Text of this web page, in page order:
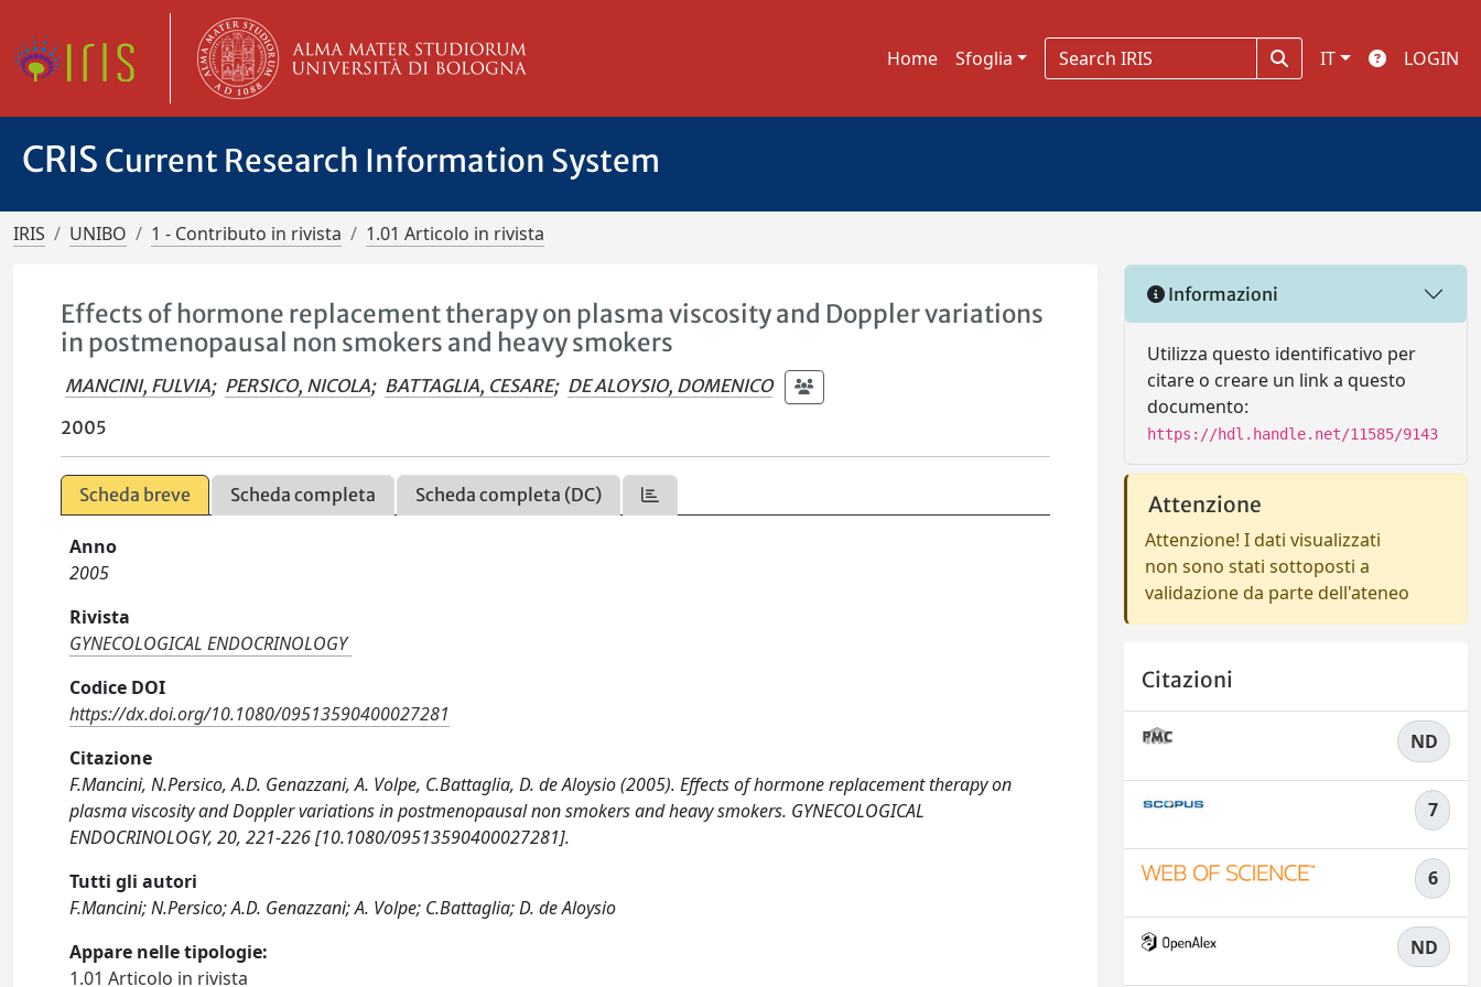
Home Sfoglia IT LOGIN
CRIS Current Research Information System
IRIS UNIBO 1 - Contributo in rivista 1.01 Articolo in rivista
Effects of hormone replacement therapy on plasma viscosity and Doppler variations
in postmenopausal non smokers and heavy smokers
MANCINI, FULVIA; PERSICO, NICOLA; BATTAGLIA, CESARE; DE ALOYSIO, DOMENICO
2005
Scheda breve Scheda completa Scheda completa (DC)
Anno
2005
Rivista
GYNECOLOGICAL ENDOCRINOLOGY
Codice DOI
https://dx.doi.org/10.1080/09513590400027281
Citazione
F.Mancini, N.Persico, A.D. Genazzani, A. Volpe, C.Battaglia, D. de Aloysio (2005). Effects of hormone replacement therapy on
plasma viscosity and Doppler variations in postmenopausal non smokers and heavy smokers. GYNECOLOGICAL
ENDOCRINOLOGY, 20, 221-226 [10.1080/09513590400027281].
Tutti gli autori
F.Mancini; N.Persico; A.D. Genazzani; A. Volpe; C.Battaglia; D. de Aloysio
Appare nelle tipologie:
1.01 Articolo in rivista
Informazioni
Utilizza questo identificativo per
citare o creare un link a questo
documento:
https://hdl.handle.net/11585/9143
Attenzione
Attenzione! I dati visualizzati
non sono stati sottoposti a
validazione da parte dell'ateneo
Citazioni
ND
7
6
ND